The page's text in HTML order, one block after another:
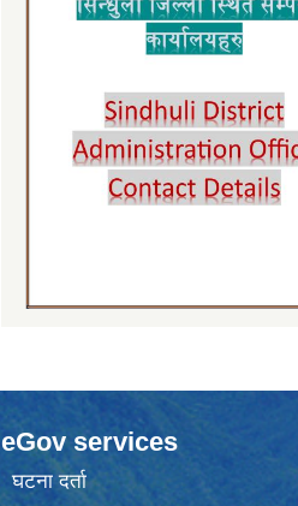
eGov services
घटना दर्ता